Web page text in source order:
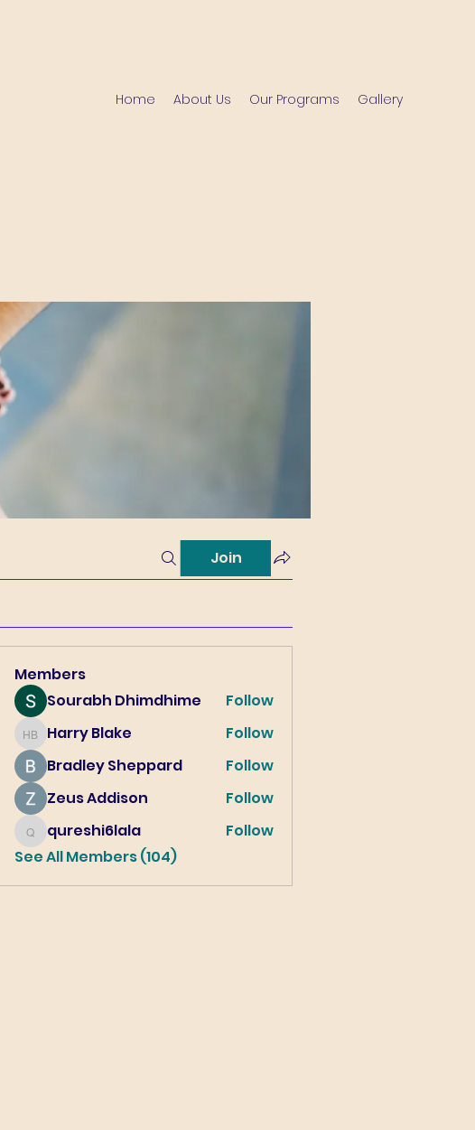
Home About Us Our Programs Gallery
Join
Members
Sourabh Dhimdhime
Follow
Harry Blake
Harry Blake
Follow
Bradley Sheppard
Follow
Zeus Addison
Follow
qureshi6lala
qureshi6lala
Follow
See All Members (104)